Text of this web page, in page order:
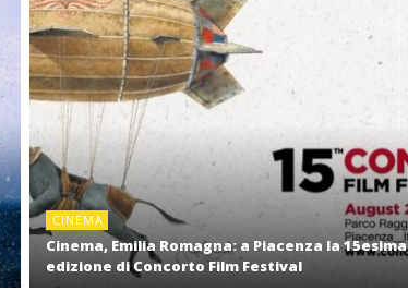
CINEMA
Cinema, Emilia Romagna: a Piacenza la 15esima
edizione di Concorto Film Festival